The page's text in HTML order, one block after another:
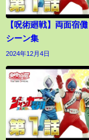
【呪術廻戦】両面宿
シーン集
2024年12月4日